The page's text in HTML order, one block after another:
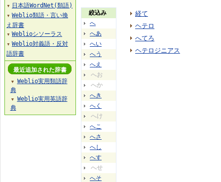
絞込み
へ
へあ
へい
へう
へえ
へお
へか
へき
へく
へけ
へこ
へさ
へし
へす
へせ
へそ
経て
ヘテロ
へてろ
ヘテロジニアス
▼ 日本語WordNet(類語)
▼ Weblio類語・言い換
え辞書
▼ Weblioシソーラス
▼ Weblio対義語・反対
語辞書
最近追加された辞書
▼
Weblio実用類語辞
典
▼
Weblio実用英語辞
典